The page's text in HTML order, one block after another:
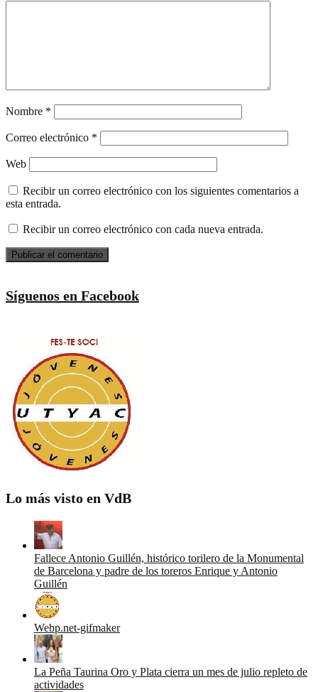
Nombre *
Correo electrónico *
Web
Recibir un correo electrónico con los siguientes comentarios a
esta entrada.
Recibir un correo electrónico con cada nueva entrada.
Síguenos en Facebook
Lo más visto en VdB
Fallece Antonio Guillén, histórico torilero de la Monumental
de Barcelona y padre de los toreros Enrique y Antonio
Guillén
Webp.net-gifmaker
La Peña Taurina Oro y Plata cierra un mes de julio repleto de
actividades